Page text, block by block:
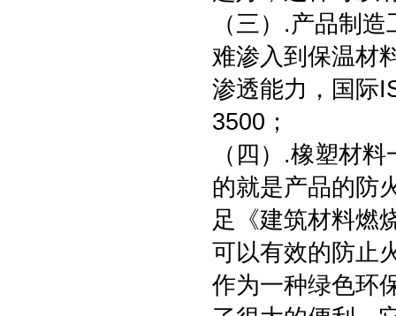
（三）.产品制
难渗入到保温材
渗透能力，国际
3500；
（四）.橡塑材
的就是产品的防
足《建筑材料燃
可以有效的防止
作为一种绿色环